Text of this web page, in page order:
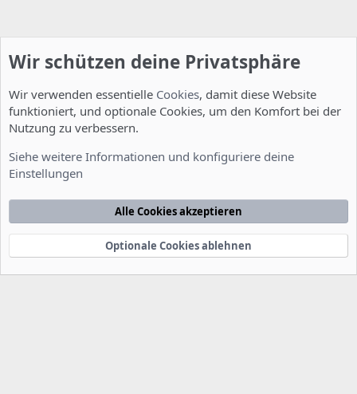
Nutzungsbedingungen Datenschutzerklärung
Startseite
e
Community platform by XenForo® © 2010-2022 XenForo Ltd.
xenDach©2010-2014
Wir schützen deine Privatsphäre
Wir verwenden essentielle Cookies, damit diese Website
funktioniert, und optionale Cookies, um den Komfort bei der
Nutzung zu verbessern.
Siehe weitere Informationen und konfiguriere deine
Einstellungen
Alle Cookies akzeptieren
Optionale Cookies ablehnen